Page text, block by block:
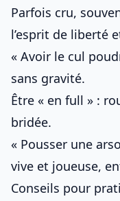
Parfois cru,
l’esprit de liberté
« Avoir le cul
sans gravité.
Être « en full » :
bridée.
« Pousser une
vive et joueuse,
Conseils pour